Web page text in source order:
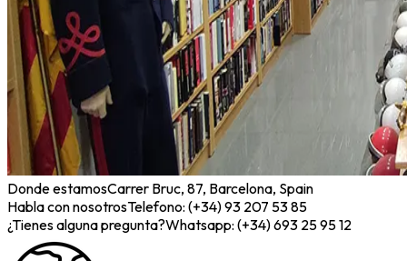
Donde estamosCarrer Bruc, 87, Barcelona, Spain
Habla con nosotrosTelefono: (+34) 93 207 53 85
¿Tienes alguna pregunta?Whatsapp: (+34) 693 25 95 12